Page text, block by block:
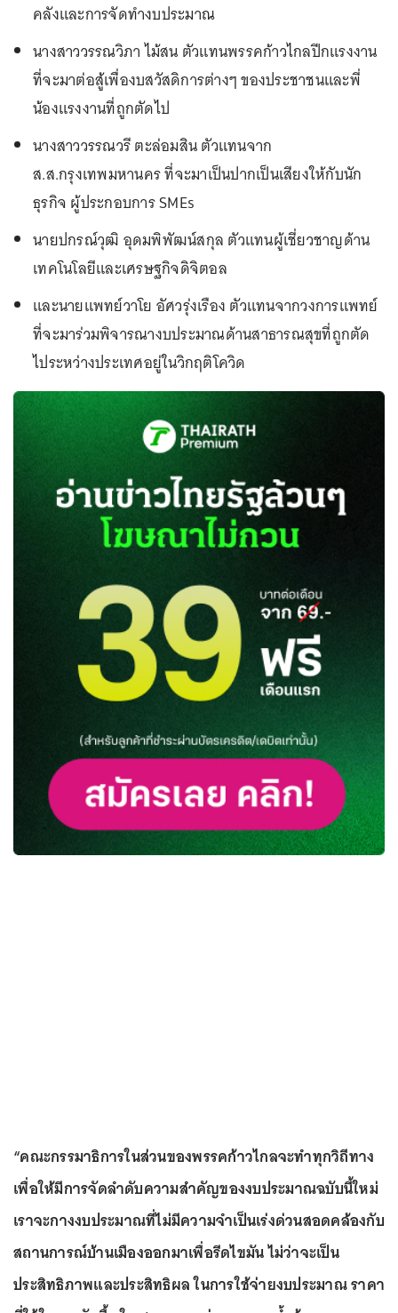
คลังและการจัดทำงบประมาณ
นางสาววรรณวิภา ไม้สน ตัวแทนพรรคก้าวไกลปีกแรงงาน
ที่จะมาต่อสู้เพื่องบสวัสดิการต่างๆ ของประชาชนและพี่
น้องแรงงานที่ถูกตัดไป
นางสาววรรณวรี ตะล่อมสิน ตัวแทนจาก
ส.ส.กรุงเทพมหานคร ที่จะมาเป็นปากเป็นเสียงให้กับนัก
ธุรกิจ ผู้ประกอบการ SMEs
นายปกรณ์วุฒิ อุดมพิพัฒน์สกุล ตัวแทนผู้เชี่ยวชาญด้าน
เทคโนโลยีและเศรษฐกิจดิจิตอล
และนายแพทย์วาโย อัศวรุ่งเรือง ตัวแทนจากวงการแพทย์
ที่จะมาร่วมพิจารณางบประมาณด้านสาธารณสุขที่ถูกตัด
ไประหว่างประเทศอยู่ในวิกฤติโควิด
“คณะกรรมาธิการในส่วนของพรรคก้าวไกลจะทำทุกวิถีทาง
เพื่อให้มีการจัดลำดับความสำคัญของงบประมาณฉบับนี้ใหม่
เราจะกางงบประมาณที่ไม่มีความจำเป็นเร่งด่วนสอดคล้องกับ
สถานการณ์บ้านเมืองออกมาเพื่อรีดไขมัน ไม่ว่าจะเป็น
ประสิทธิภาพและประสิทธิผล ในการใช้จ่ายงบประมาณ ราคา